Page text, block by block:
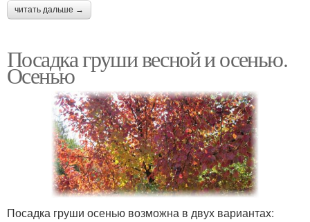
читать дальше →
Посадка груши весной и осенью.
Осенью
Посадка груши осенью возможна в двух вариантах: